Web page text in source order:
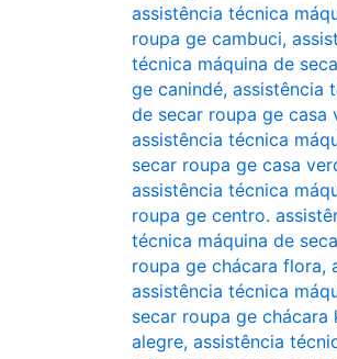
assistência técnica
roupa ge cambuci,
técnica máquina de
ge canindé, assistência
de secar roupa ge casa
assistência técnica
secar roupa ge casa
assistência técnica
roupa ge centro.
técnica máquina de
roupa ge chácara flora,
assistência técnica
secar roupa ge chácara
alegre, assistência